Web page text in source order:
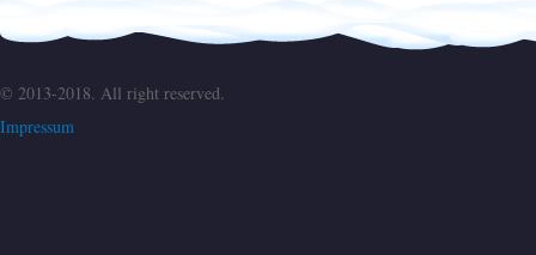
© 2013-2018. All right reserved.
Impressum